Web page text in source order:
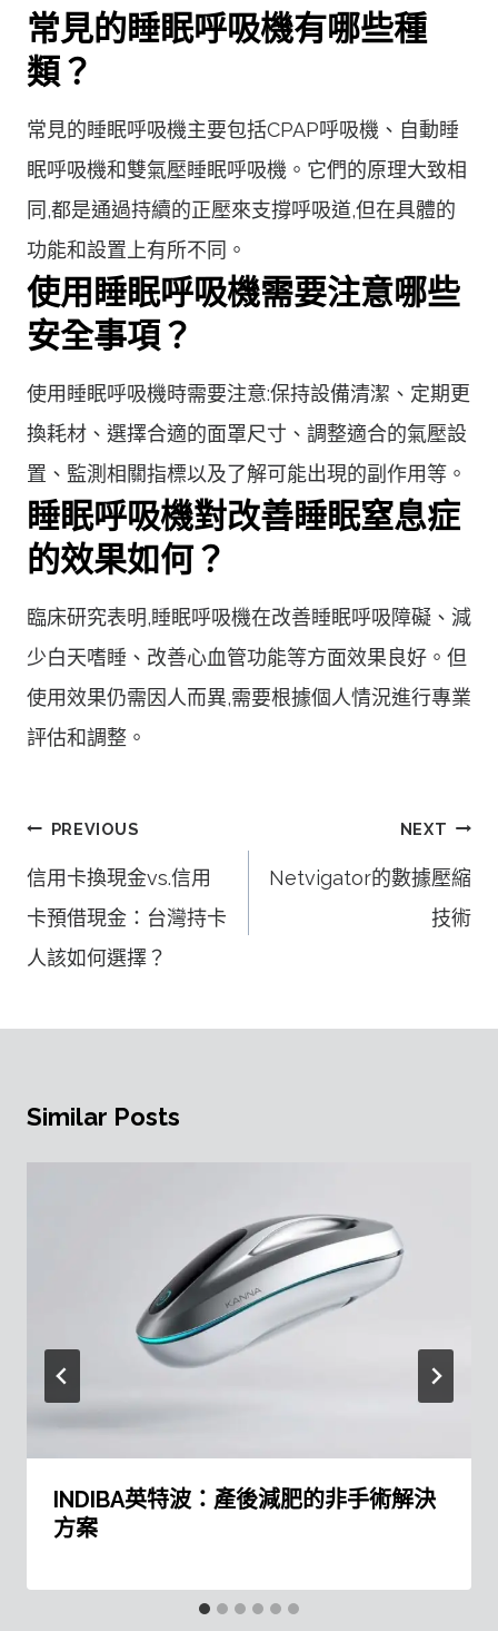
常見的睡眠呼吸機有哪些種
類？
常見的睡眠呼吸機主要包括CPAP呼吸機、自動睡
眠呼吸機和雙氣壓睡眠呼吸機。它們的原理大致相
同,都是通過持續的正壓來支撐呼吸道,但在具體的
功能和設置上有所不同。
使用睡眠呼吸機需要注意哪些
安全事項？
使用睡眠呼吸機時需要注意:保持設備清潔、定期更
換耗材、選擇合適的面罩尺寸、調整適合的氣壓設
置、監測相關指標以及了解可能出現的副作用等。
睡眠呼吸機對改善睡眠窒息症
的效果如何？
臨床研究表明,睡眠呼吸機在改善睡眠呼吸障礙、減
少白天嗜睡、改善心血管功能等方面效果良好。但
使用效果仍需因人而異,需要根據個人情況進行專業
評估和調整。
文
章
覽
PREVIOUS
信用卡換現金vs.信用
卡預借現金：台灣持卡
人該如何選擇？
NEXT
Netvigator的數據壓縮
技術
Similar Posts
INDIBA英特波：產後減肥的非手術解決
方案